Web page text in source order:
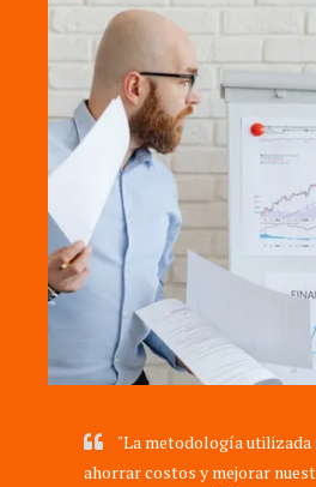
"La metodología utilizada
ahorrar costos y mejorar